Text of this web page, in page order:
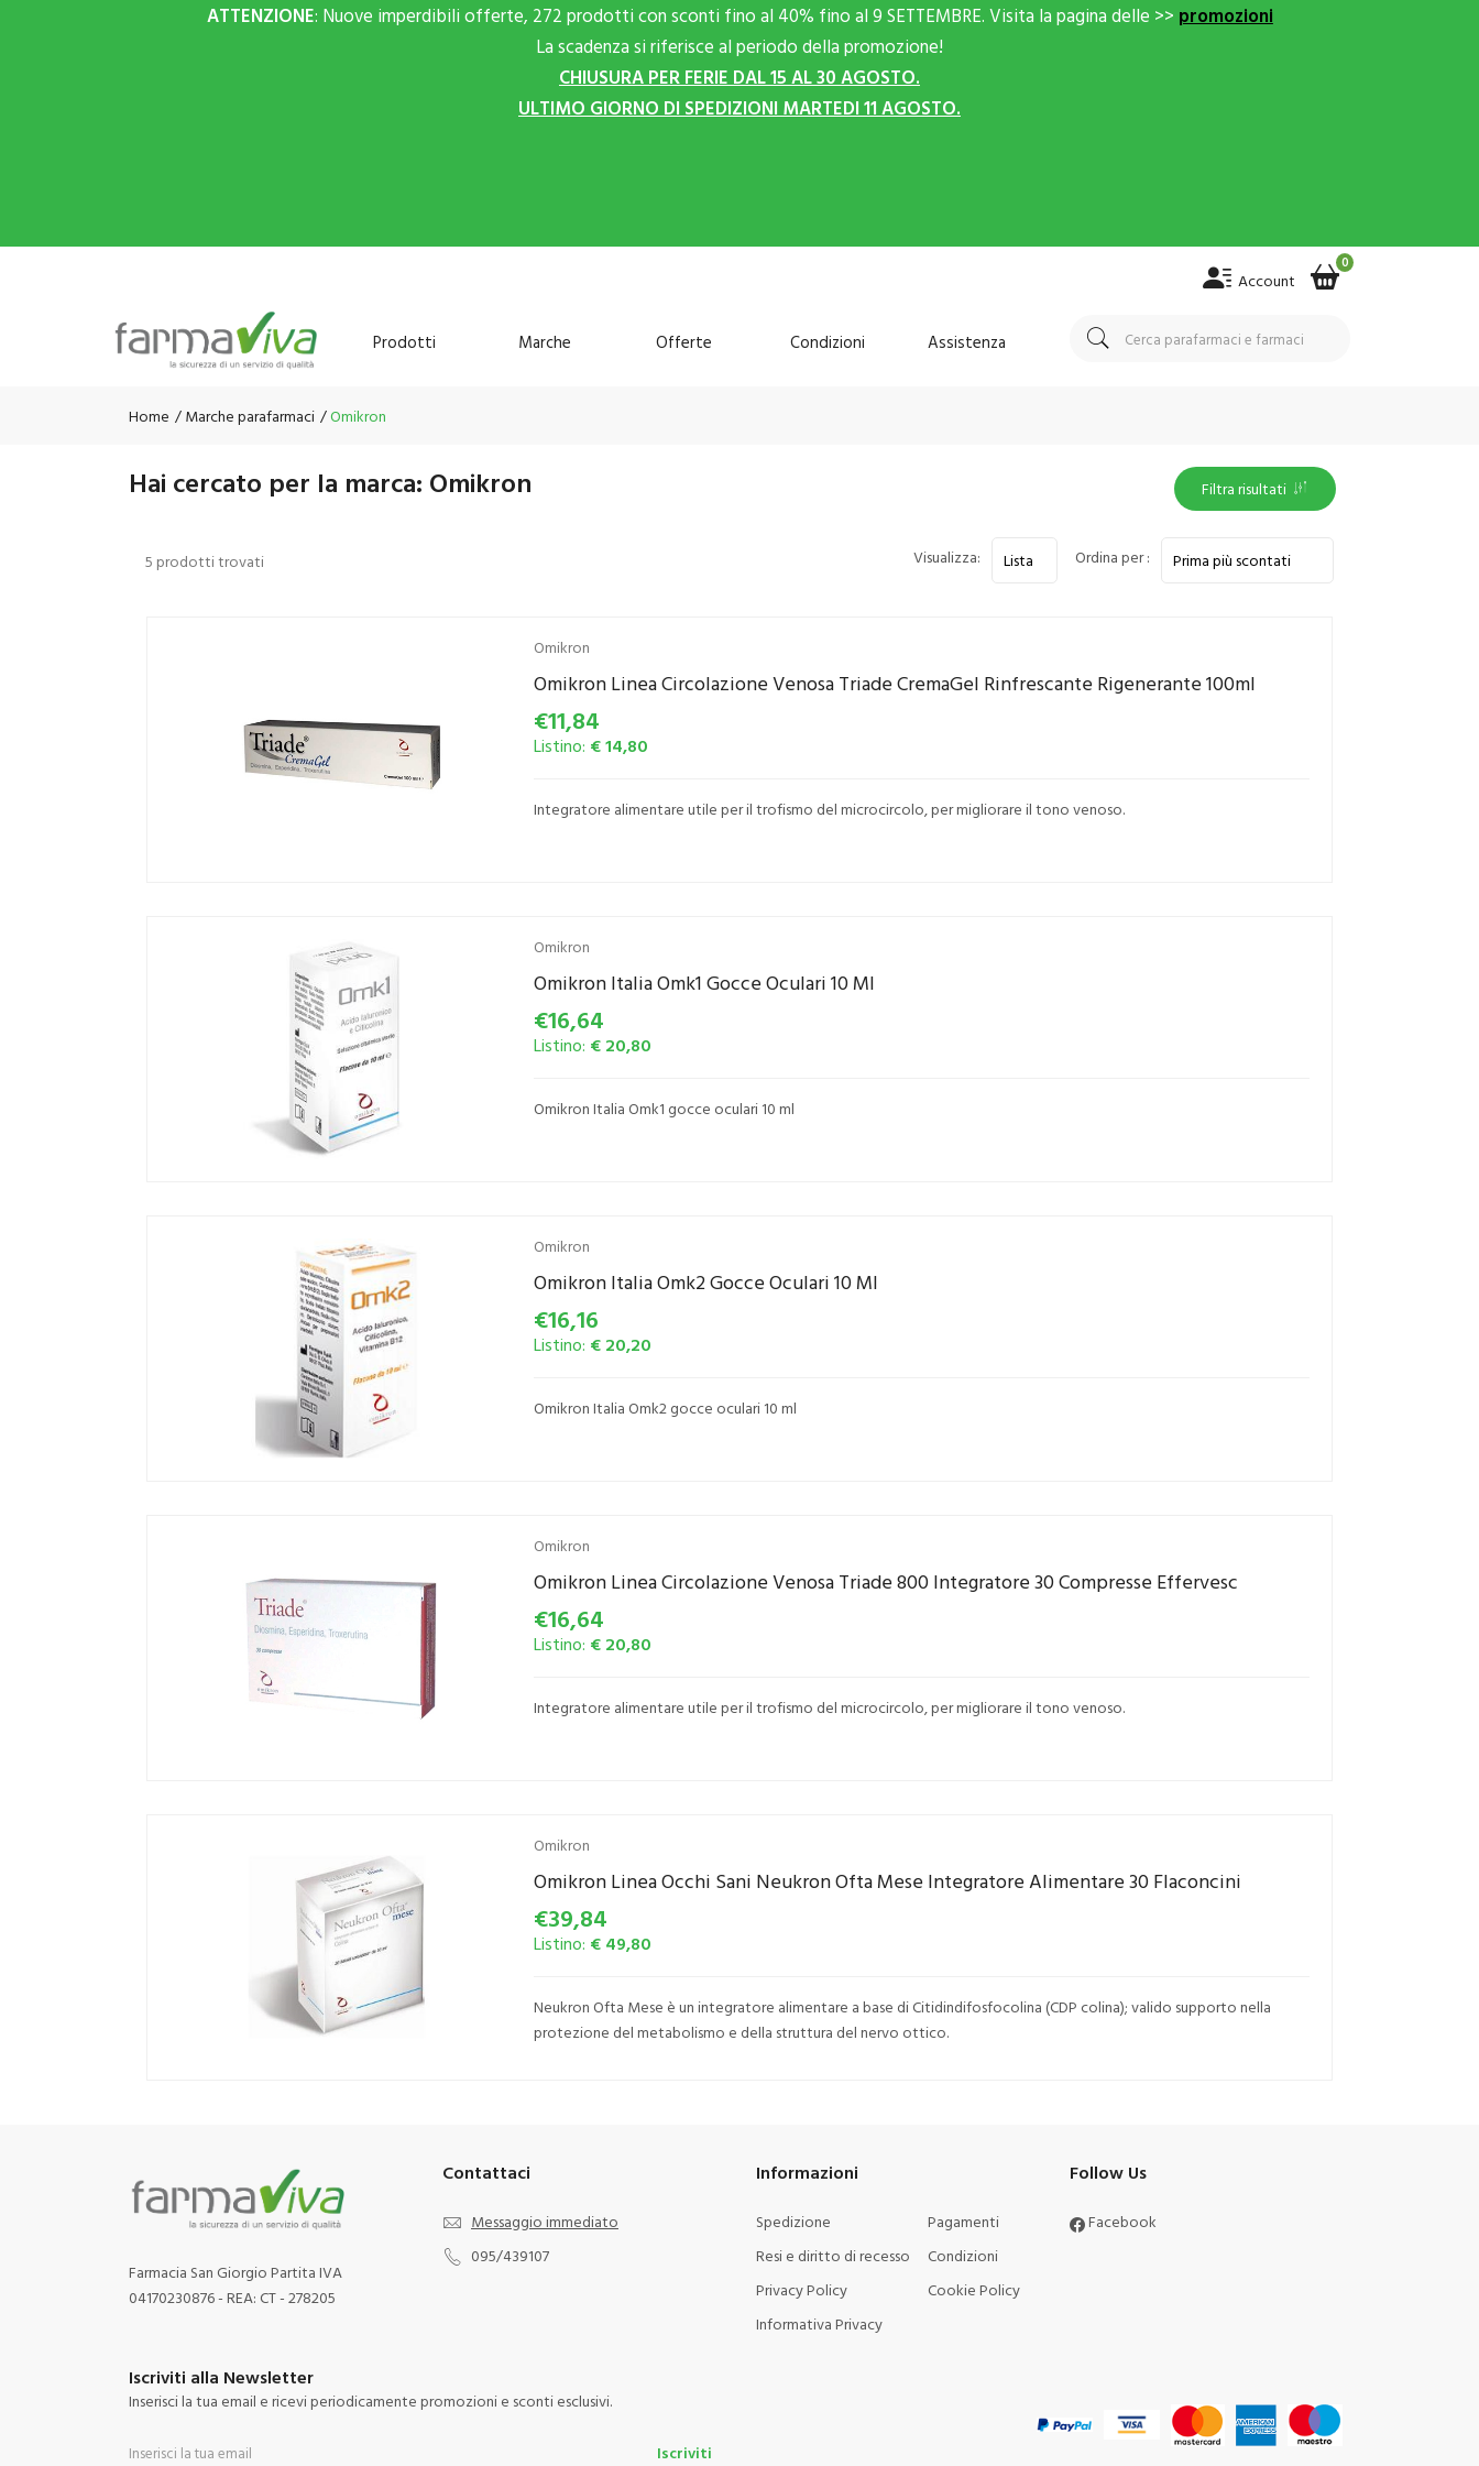
ATTENZIONE: Nuove imperdibili offerte, 272 prodotti con sconti fino al 40% fino al 9 SETTEMBRE. Visita la pagina delle >> promozioni
La scadenza si riferisce al periodo della promozione!
CHIUSURA PER FERIE DAL 15 AL 30 AGOSTO.
ULTIMO GIORNO DI SPEDIZIONI MARTEDI 11 AGOSTO.
Account
0
Prodotti Marche Offerte Condizioni Assistenza
Home Marche parafarmaci Omikron
Hai cercato per la marca: Omikron Filtra risultati
5 prodotti trovati Visualizza: Ordina per :
Omikron
Omikron Linea Circolazione Venosa Triade CremaGel Rinfrescante Rigenerante 100ml
€11,84
Listino: € 14,80
Integratore alimentare utile per il trofismo del microcircolo, per migliorare il tono venoso.
Omikron
Omikron Italia Omk1 Gocce Oculari 10 Ml
€16,64
Listino: € 20,80
Omikron Italia Omk1 gocce oculari 10 ml
Omikron
Omikron Italia Omk2 Gocce Oculari 10 Ml
€16,16
Listino: € 20,20
Omikron Italia Omk2 gocce oculari 10 ml
Omikron
Omikron Linea Circolazione Venosa Triade 800 Integratore 30 Compresse Effervesc
€16,64
Listino: € 20,80
Integratore alimentare utile per il trofismo del microcircolo, per migliorare il tono venoso.
Omikron
Omikron Linea Occhi Sani Neukron Ofta Mese Integratore Alimentare 30 Flaconcini
€39,84
Listino: € 49,80
Neukron Ofta Mese è un integratore alimentare a base di Citidindifosfocolina (CDP colina); valido supporto nella
protezione del metabolismo e della struttura del nervo ottico.
Farmacia San Giorgio Partita IVA
04170230876 - REA: CT - 278205
Contattaci
Messaggio immediato
095/439107
Informazioni
Spedizione
Pagamenti
Resi e diritto di recesso
Condizioni
Privacy Policy
Cookie Policy
Informativa Privacy
Follow Us
Facebook
Iscriviti alla Newsletter
Inserisci la tua email e ricevi periodicamente promozioni e sconti esclusivi.
Iscriviti